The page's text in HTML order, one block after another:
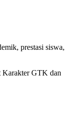
prestasi siswa,